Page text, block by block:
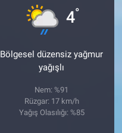
4°
Bölgesel düzensiz yağmur
yağışlı
Nem: %91
Rüzgar: 17 km/h
Yağış Olasılığı: %85